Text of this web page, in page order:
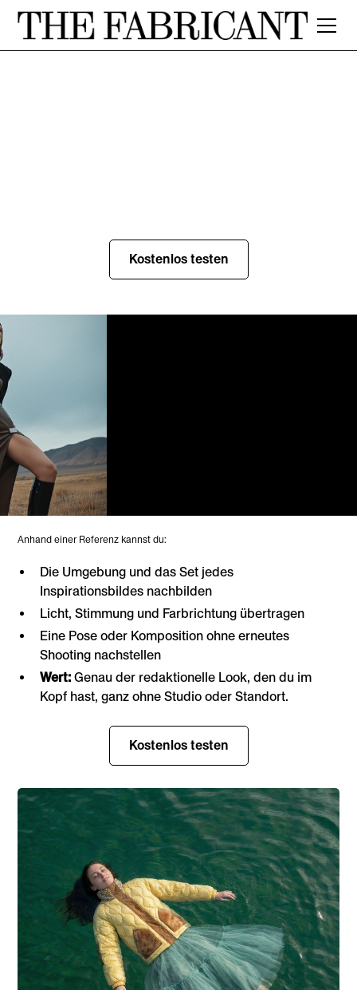
Kostenlos testen
1. Umgebung, Licht und Pose anhand
eines Referenzbildes steuern
Lege ein Inspirationsbild ab und das Tool liest dessen Umgebung, Licht
und Pose aus. Statt eine Stimmung in Worten zu beschreiben, zeigst du
sie.
Anhand einer Referenz kannst du:
Die Umgebung und das Set jedes
Inspirationsbildes nachbilden
Licht, Stimmung und Farbrichtung übertragen
Eine Pose oder Komposition ohne erneutes
Shooting nachstellen
Wert: Genau der redaktionelle Look, den du im
Kopf hast, ganz ohne Studio oder Standort.
Kostenlos testen